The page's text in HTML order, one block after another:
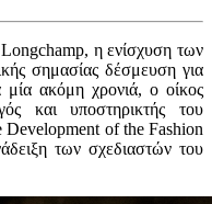
Longchamp, η ενίσχυση των
σημασίας δέσμευση για
μία ακόμη χρονιά, ο οίκος
και υποστηρικτής του
of the Fashion
των σχεδιαστών του